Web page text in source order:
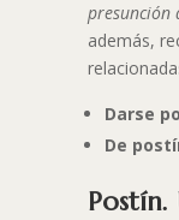
presunción
además,
Darse
De
Postín.